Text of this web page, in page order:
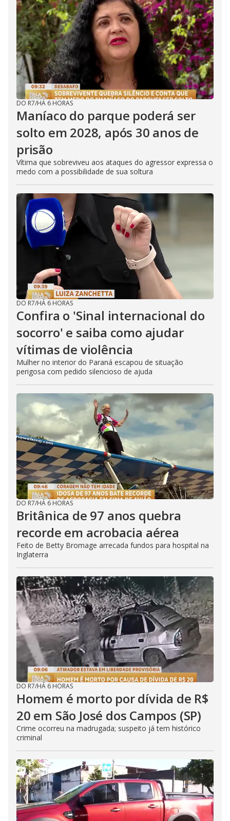
DO R7/HÁ 6 HORAS
Maníaco do parque poderá ser
solto em 2028, após 30 anos de
prisão
Vítima que sobreviveu aos ataques do agressor expressa o
medo com a possibilidade de sua soltura
DO R7/HÁ 6 HORAS
Confira o 'Sinal internacional do
socorro' e saiba como ajudar
vítimas de violência
Mulher no interior do Paraná escapou de situação
perigosa com pedido silencioso de ajuda
DO R7/HÁ 6 HORAS
Britânica de 97 anos quebra
recorde em acrobacia aérea
Feito de Betty Bromage arrecada fundos para hospital na
Inglaterra
DO R7/HÁ 6 HORAS
Homem é morto por dívida de R$
20 em São José dos Campos (SP)
Crime ocorreu na madrugada; suspeito já tem histórico
criminal